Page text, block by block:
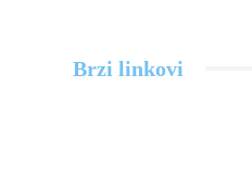
Brzi linkovi